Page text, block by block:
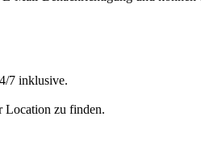
7 inklusive.
Location zu finden.